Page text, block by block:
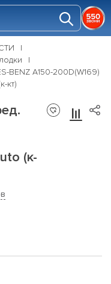
BENZ A150-200D(W169)
кт)
(к-